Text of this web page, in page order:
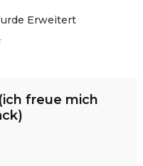
Erweitert
freue mich